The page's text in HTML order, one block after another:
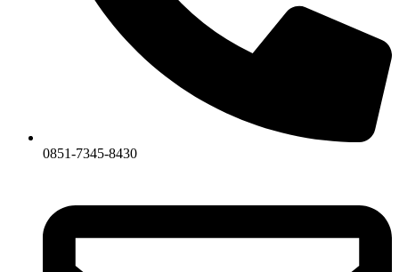
0851-7345-8430